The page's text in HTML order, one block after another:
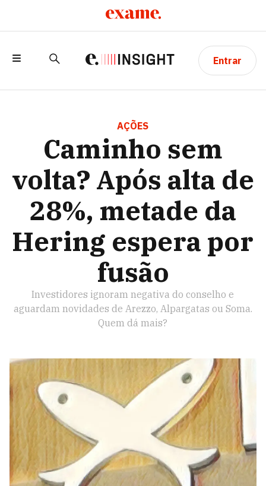
Entrar
28%, METADE DA HERING ESPERA POR
FUSÃO
AÇÕES
Caminho sem
volta? Após alta de
28%, metade da
Hering espera por
fusão
Investidores ignoram negativa do conselho e
aguardam novidades de Arezzo, Alpargatas ou Soma.
Quem dá mais?